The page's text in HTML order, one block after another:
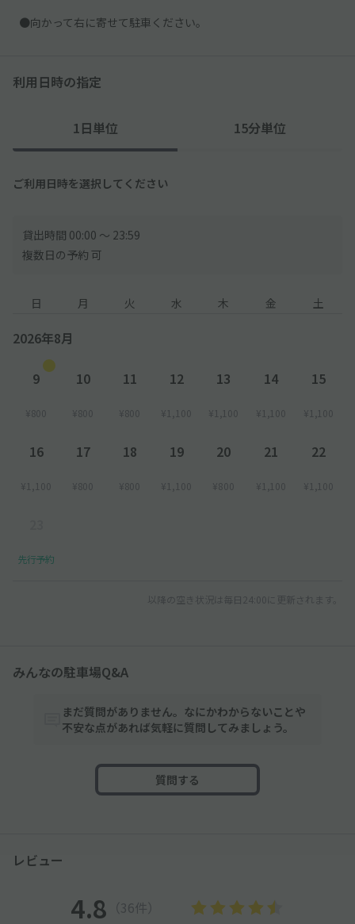
●向かって右に寄せて駐車ください。
利用日時の指定
1日単位 15分単位
ご利用日時を選択してください
貸出時間 00:00 〜 23:59
複数日の予約 可
日 月 火 水 木 金 土
2026年8月
9
¥800
10
¥800
11
¥800
12
¥1,100
13
¥1,100
14
¥1,100
15
¥1,100
16
¥1,100
17
¥800
18
¥800
19
¥1,100
20
¥800
21
¥1,100
22
¥1,100
先行予約
以降の空き状況は毎日24:00に更新されます。
みんなの駐車場Q&A
まだ質問がありません。なにかわからないことや
不安な点があれば気軽に質問してみましょう。
質問する
レビュー
4.8 （36件）